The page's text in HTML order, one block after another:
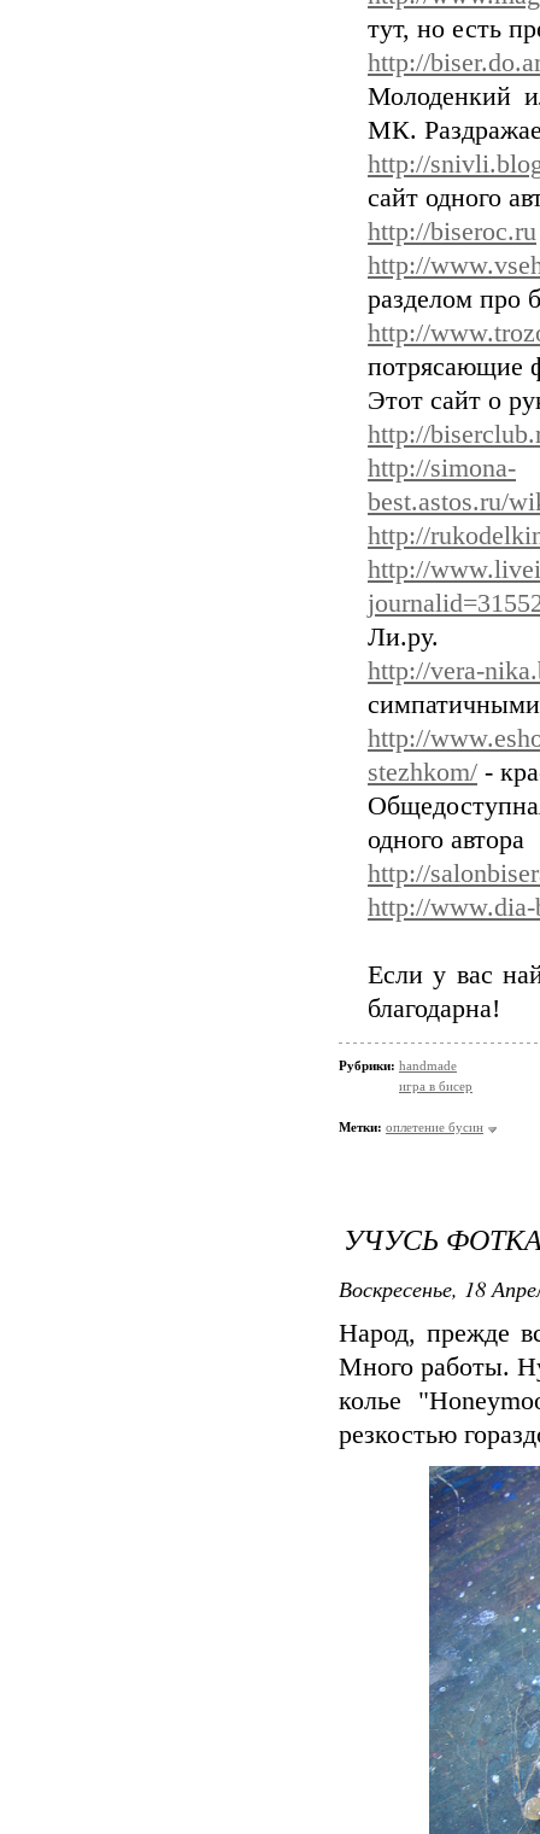
тут, но есть
http://
Молоденкий
МК.
http://
сайт одного
http://biseroc.ru
http://
разделом про
http://
Этот сайт о
http://
http://simona-
best.astos.ru/
http://
http://
Ли.ру.
http://vera-
http://
stezhkom/ -
одного автора
http://
http://www.dia-
Если у вас
благодарна!
Рубрики: handmade
игра в бисер
Метки: оплетение бусин
УЧУСЬ
Воскресенье, 18
Народ, прежде
Много работы.
колье
резкостью